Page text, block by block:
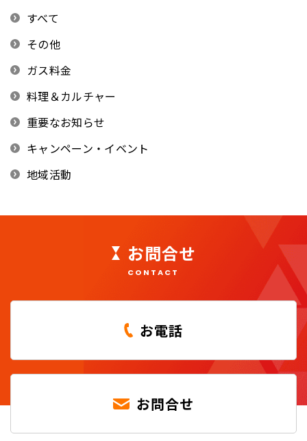
すべて
その他
ガス料金
料理＆カルチャー
重要なお知らせ
キャンペーン・イベント
地域活動
お問合せ
CONTACT
お電話
お問合せ